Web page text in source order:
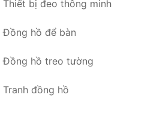
Thiết bị đeo thông minh
Đồng hồ để bàn
Đồng hồ treo tường
Tranh đồng hồ